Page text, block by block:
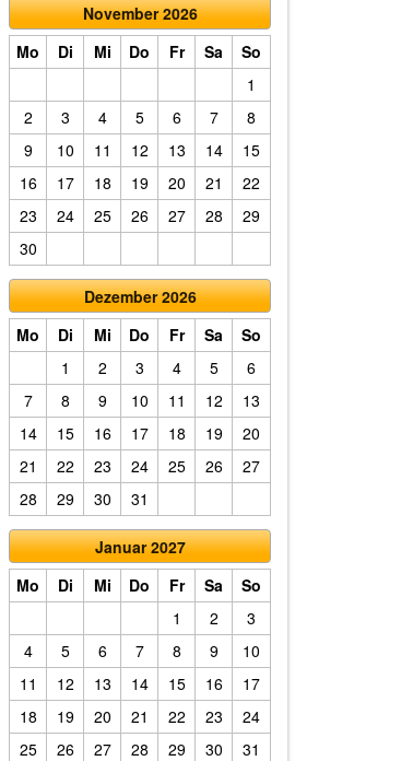
November 2026
Mo
Di Mi Do Fr Sa
So
1
2
3 4 5 6 7
8
9
10 11 12 13 14
15
16
17 18 19 20 21
22
23
24 25 26 27 28
29
30
Dezember 2026
Mo
Di Mi Do Fr Sa
So
1
2 3 4 5
6
7
8 9 10 11 12
13
14
15 16 17 18 19
20
21
22 23 24 25 26
27
28
29 30 31
Januar 2027
Mo
Di Mi Do Fr Sa
So
1
2
3
4
5 6 7 8 9
10
11
12 13 14 15 16
17
18
19 20 21 22 23
24
25
26 27 28 29 30 31